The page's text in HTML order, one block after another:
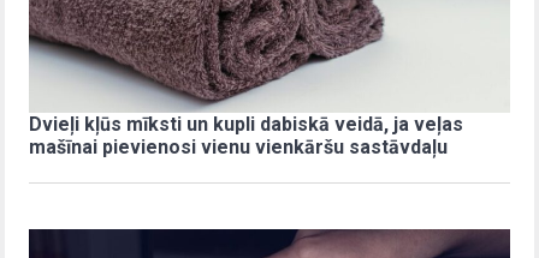
Dvieļi kļūs mīksti un kupli dabiskā veidā, ja veļas
mašīnai pievienosi vienu vienkāršu sastāvdaļu